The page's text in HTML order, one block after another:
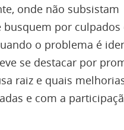
onde não subsistam
por culpados
o problema é
se destacar por
raiz e quais
e com a